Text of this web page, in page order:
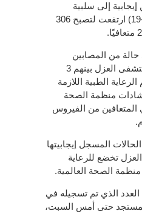
إيجابية إلى سلبية
لفيروس كورونا (كوفيد-19) ارتفعت لتصبح 306
وأضاف أنه تم خروج 25 حالة من المصابين
بفيروس كورونا من مستشفى العزل بينهم 3
الطبية اللازمة
منظمة الصحة
المتعافين من الفيروس
المسجل إيجابيتها
تخضع للرعاية
الصحة العالمية.
الذي تم تسجيله في
حتى أمس السبت،